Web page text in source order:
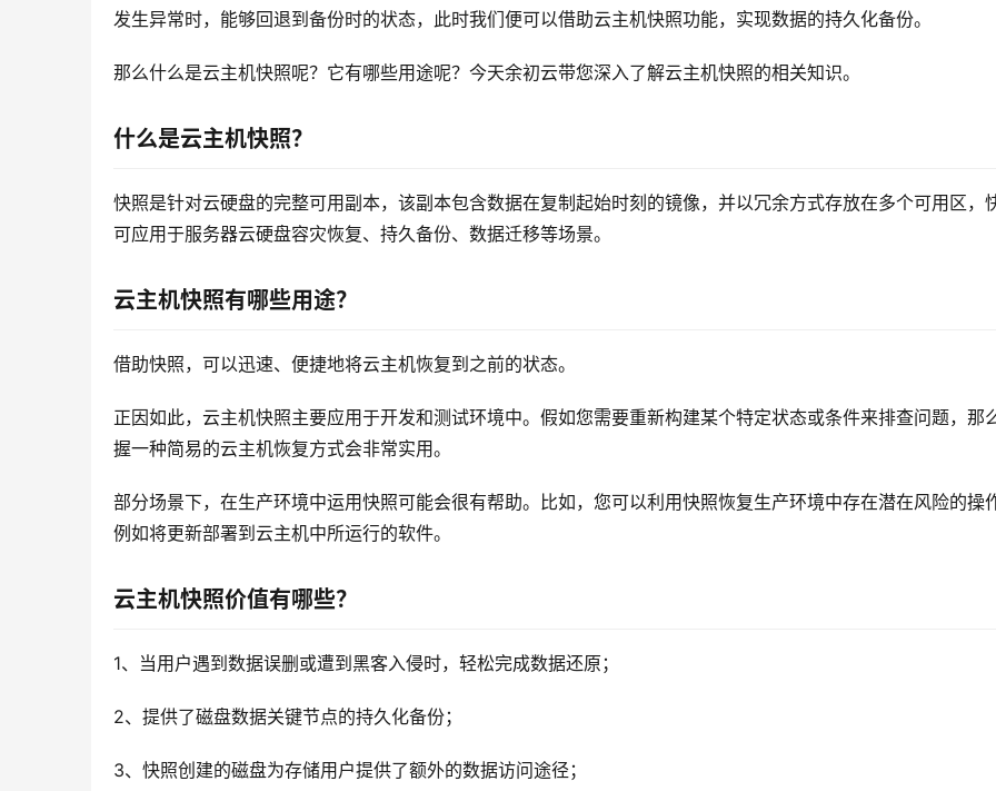
发生异常时，能够回退到备份时的状态，此时我们便可以借助云主机快照功能，实现数据的持久化备份。
那么什么是云主机快照呢？它有哪些用途呢？今天余初云带您深入了解云主机快照的相关知识。
什么是云主机快照？
快照是针对云硬盘的完整可用副本，该副本包含数据在复制起始时刻的镜像，并以冗余方式存放在多个可用区，
可应用于服务器云硬盘容灾恢复、持久备份、数据迁移等场景。
云主机快照有哪些用途？
借助快照，可以迅速、便捷地将云主机恢复到之前的状态。
正因如此，云主机快照主要应用于开发和测试环境中。假如您需要重新构建某个特定状态或条件来排查问题，那
握一种简易的云主机恢复方式会非常实用。
部分场景下，在生产环境中运用快照可能会很有帮助。比如，您可以利用快照恢复生产环境中存在潜在风险的操
例如将更新部署到云主机中所运行的软件。
云主机快照价值有哪些？
1、当用户遇到数据误删或遭到黑客入侵时，轻松完成数据还原；
2、提供了磁盘数据关键节点的持久化备份；
3、快照创建的磁盘为存储用户提供了额外的数据访问途径；